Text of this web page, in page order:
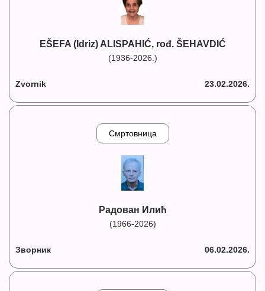
EŠEFA (Idriz) ALISPAHIĆ, rođ. ŠEHAVDIĆ
(1936-2026.)
Zvornik 23.02.2026.
Смртовница
Радован Илић
(1966-2026)
Зворник 06.02.2026.